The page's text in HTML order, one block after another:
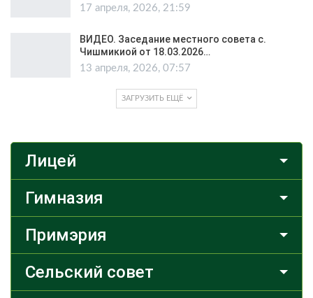
17 апреля, 2026, 21:59
ВИДЕО. Заседание местного совета с.
Чишмикиой от 18.03.2026…
13 апреля, 2026, 07:57
ЗАГРУЗИТЬ ЕЩЁ
Лицей
Гимназия
Примэрия
Сельский совет